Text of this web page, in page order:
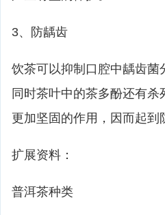
3、防龋齿
饮茶可以抑制口腔中龋齿
同时茶叶中的茶多酚还有
更加坚固的作用，因而起到
扩展资料：
普洱茶种类